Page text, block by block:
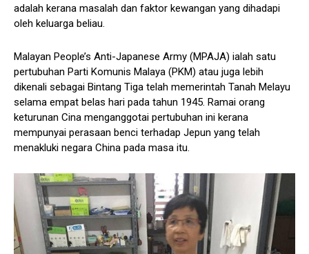
adalah kerana masalah dan faktor kewangan yang dihadapi
oleh keluarga beliau.
Malayan People’s Anti-Japanese Army (MPAJA) ialah satu
pertubuhan Parti Komunis Malaya (PKM) atau juga lebih
dikenali sebagai Bintang Tiga telah memerintah Tanah Melayu
selama empat belas hari pada tahun 1945. Ramai orang
keturunan Cina menganggotai pertubuhan ini kerana
mempunyai perasaan benci terhadap Jepun yang telah
menakluki negara China pada masa itu.